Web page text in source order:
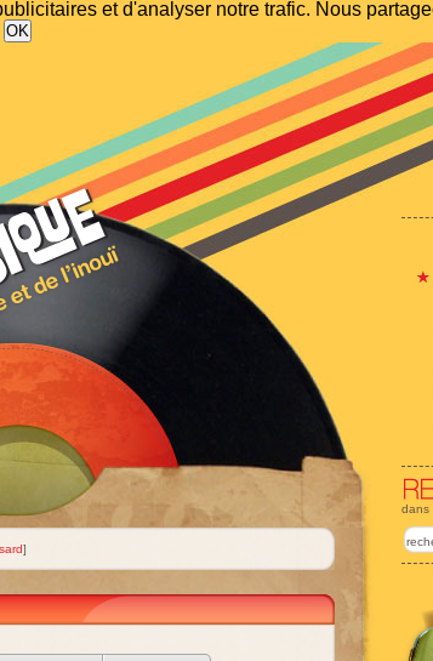
et d'analyser notre trafic. Nous
dans
]